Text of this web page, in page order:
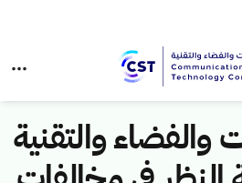
والفضاء والتقنية